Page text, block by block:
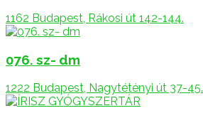
1162 Budapest, Rákosi út 142-144.
076. sz- dm
1222 Budapest, Nagytétényi út 37-45.